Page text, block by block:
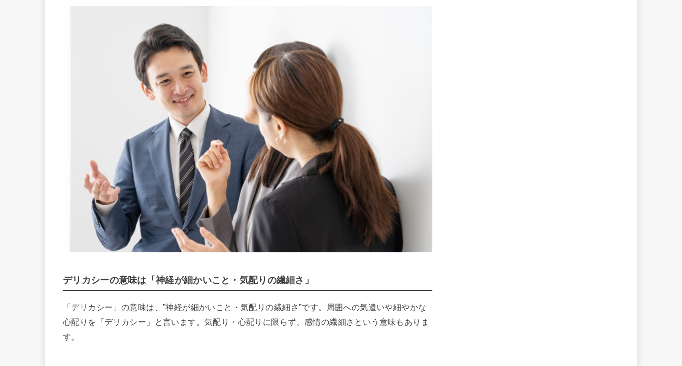
デリカシーの意味は「神経が細かいこと・気配りの繊細さ」
「デリカシー」の意味は、”神経が細かいこと・気配りの繊細さ”です。周囲への気遣いや細やかな
心配りを「デリカシー」と言います。気配り・心配りに限らず、感情の繊細さという意味もありま
す。